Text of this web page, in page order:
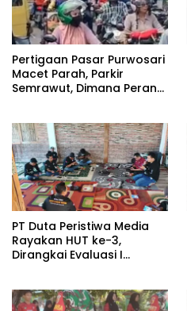
Pertigaan Pasar Purwosari
Macet Parah, Parkir
Semrawut, Dimana Peran
PT Duta Peristiwa Media
Rayakan HUT ke-3,
Dirangkai Evaluasi I